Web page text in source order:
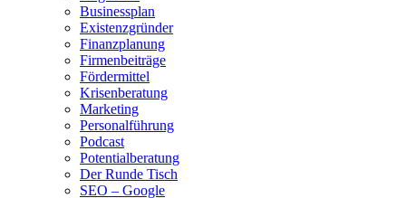
Businessplan
Existenzgründer
Finanzplanung
Firmenbeiträge
Fördermittel
Krisenberatung
Marketing
Personalführung
Podcast
Potentialberatung
Der Runde Tisch
SEO – Google